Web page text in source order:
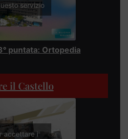
servizio
puntata: Ortopedia
il Castello
accettare i